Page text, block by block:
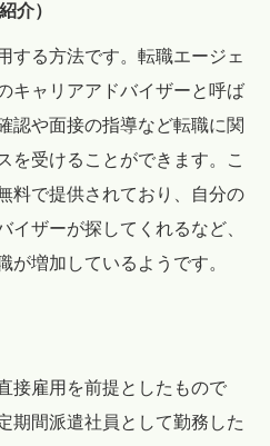
介）
する方法です。転職エージェ
キャリアアドバイザーと呼ば
認や面接の指導など転職に関
を受けることができます。こ
料で提供されており、自分の
イザーが探してくれるなど、
が増加しているようです。
接雇用を前提としたもので
期間派遣社員として勤務した